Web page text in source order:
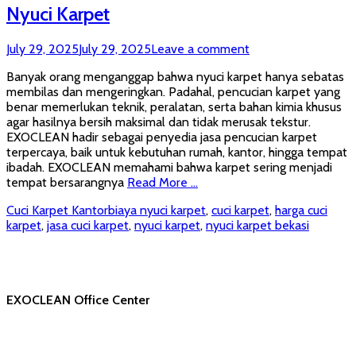
Nyuci Karpet
Posted
July 29, 2025July 29, 2025Leave a comment
Banyak orang menganggap bahwa nyuci karpet hanya sebatas
membilas dan mengeringkan. Padahal, pencucian karpet yang
benar memerlukan teknik, peralatan, serta bahan kimia khusus
agar hasilnya bersih maksimal dan tidak merusak tekstur.
EXOCLEAN hadir sebagai penyedia jasa pencucian karpet
terpercaya, baik untuk kebutuhan rumah, kantor, hingga tempat
ibadah. EXOCLEAN memahami bahwa karpet sering menjadi
tempat bersarangnya Read More …
Categories
Cuci Karpet KantorTags
biaya nyuci karpet, cuci karpet, harga cuci
karpet, jasa cuci karpet, nyuci karpet, nyuci karpet bekasi
EXOCLEAN Office Center